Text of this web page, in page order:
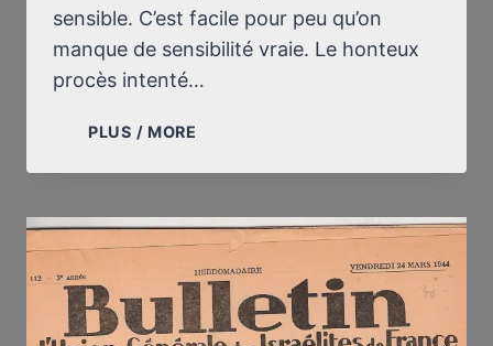
sensible. C’est facile pour peu qu’on
manque de sensibilité vraie. Le honteux
procès intenté…
PLUS / MORE
MAÎTRE
QUENTIN